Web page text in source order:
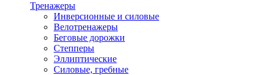
Тренажеры
Инверсионные и силовые
Велотренажеры
Беговые дорожки
Степперы
Эллиптические
Силовые, гребные